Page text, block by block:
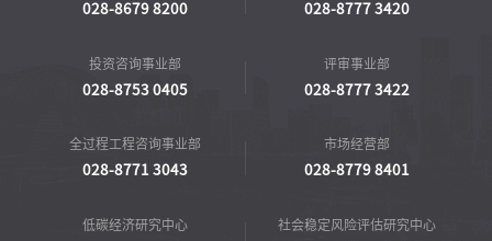
028-8679 8200 028-8777 3420
投资咨询事业部
028-8753 0405
评审事业部
028-8777 3422
全过程工程咨询事业部
028-8771 3043
市场经营部
028-8779 8401
低碳经济研究中心 社会稳定风险评估研究中心